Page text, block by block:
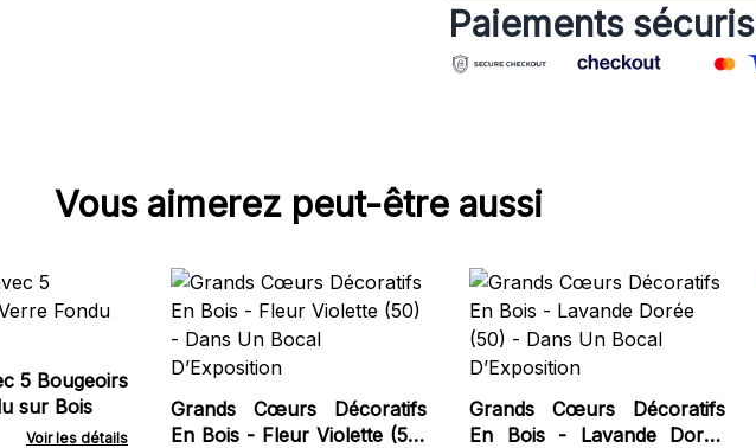
Paiements
Vous aimerez peut-être aussi
5 Bougeoirs
sur Bois
Voir les détails
Grands Cœurs Décoratifs
En Bois - Fleur Violette (50)
Grands Cœurs Décoratifs
En Bois - Lavande Dorée